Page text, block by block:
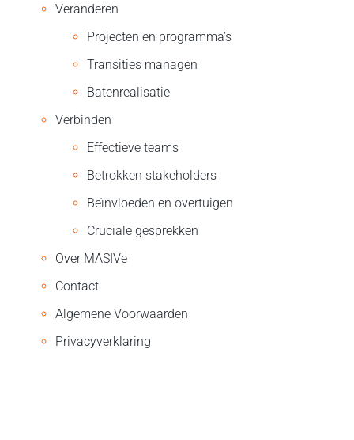
Veranderen
Projecten en programma’s
Transities managen
Batenrealisatie
Verbinden
Effectieve teams
Betrokken stakeholders
Beïnvloeden en overtuigen
Cruciale gesprekken
Over MASIVe
Contact
Algemene Voorwaarden
Privacyverklaring